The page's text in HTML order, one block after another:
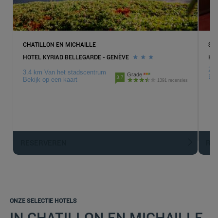
CHATILLON EN MICHAILLE
HOTEL KYRIAD BELLEGARDE - GENÈVE
3.4 km Van het stadscentrum
Bekijk op een kaart
3.7 Grade
1391 recensies
ONZE SELECTIE HOTELS